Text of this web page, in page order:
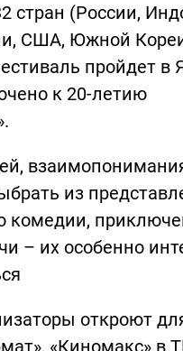
стран (России,
США, Южной
пройдет в
к 20-летию
из
комедии,
– их особенно
откроют
«Киномакс» в